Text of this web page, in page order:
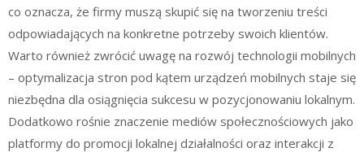
co oznacza, że firmy muszą skupić się na tworzeniu treści
odpowiadających na konkretne potrzeby swoich klientów.
Warto również zwrócić uwagę na rozwój technologii mobilnych
– optymalizacja stron pod kątem urządzeń mobilnych staje się
niezbędna dla osiągnięcia sukcesu w pozycjonowaniu lokalnym.
Dodatkowo rośnie znaczenie mediów społecznościowych jako
platformy do promocji lokalnej działalności oraz interakcji z